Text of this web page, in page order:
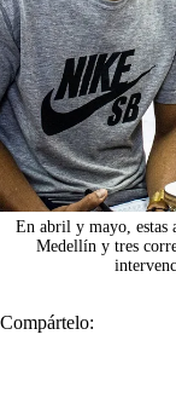
En abril y mayo, estas
Medellín y tres
Compártelo: